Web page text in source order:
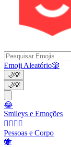
Emoji Aleatório🎲
🌙💡
🌙💡
😂
Smileys e Emoções
👩‍❤️‍💋‍👨
Pessoas e Corpo
🐝